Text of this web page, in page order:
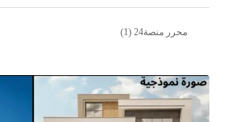
محرر منصة24 (1)